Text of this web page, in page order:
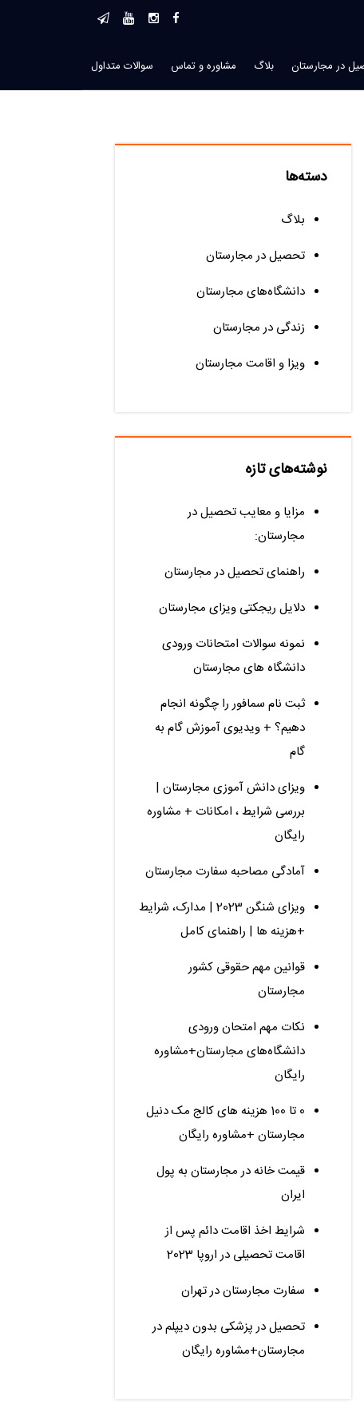
در مجارستان بلاگ مشاوره و تماس سوالات متداول
دسته‌ها
بلاگ
تحصیل در مجارستان
دانشگاه‌های مجارستان
زندگی در مجارستان
ویزا و اقامت مجارستان
نوشته‌های تازه
مزایا و معایب تحصیل در
مجارستان:
راهنمای تحصیل در مجارستان
دلایل ریجکتی ویزای مجارستان
نمونه سوالات امتحانات ورودی
دانشگاه های مجارستان
ثبت نام سمافور را چگونه انجام
دهیم؟ + ویدیوی آموزش گام به
گام
ویزای دانش آموزی مجارستان |
بررسی شرایط ، امکانات + مشاوره
رایگان
آمادگی مصاحبه سفارت مجارستان
ویزای شنگن 2023 | مدارک، شرایط
+هزینه ها | راهنمای کامل
قوانین مهم حقوقی کشور
مجارستان
نکات مهم امتحان ورودی
دانشگاه‌های مجارستان+مشاوره
رایگان
0 تا 100 هزینه های کالج مک دنیل
مجارستان +مشاوره رایگان
قیمت خانه در مجارستان به پول
ایران
شرایط اخذ اقامت دائم پس از
اقامت تحصیلی در اروپا 2023
سفارت مجارستان در تهران
تحصیل در پزشکی بدون دیپلم در
مجارستان+مشاوره رایگان